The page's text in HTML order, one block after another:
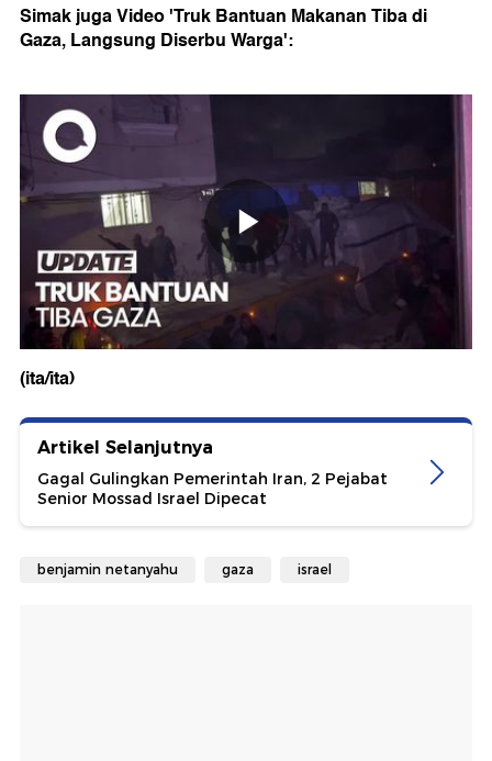
Simak juga Video 'Truk Bantuan Makanan Tiba di
Gaza, Langsung Diserbu Warga':
(ita/ita)
Artikel Selanjutnya
Gagal Gulingkan Pemerintah Iran, 2 Pejabat
Senior Mossad Israel Dipecat
benjamin netanyahu gaza israel